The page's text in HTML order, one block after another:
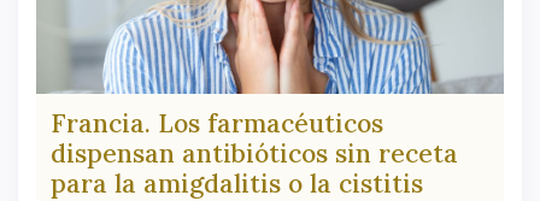
Francia. Los farmacéuticos
dispensan antibióticos sin receta
para la amigdalitis o la cistitis